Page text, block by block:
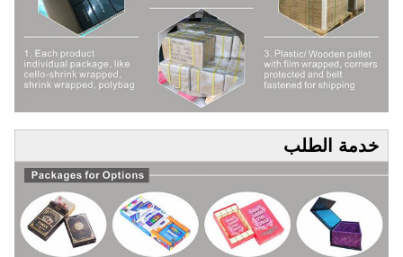
خدمة الطلب